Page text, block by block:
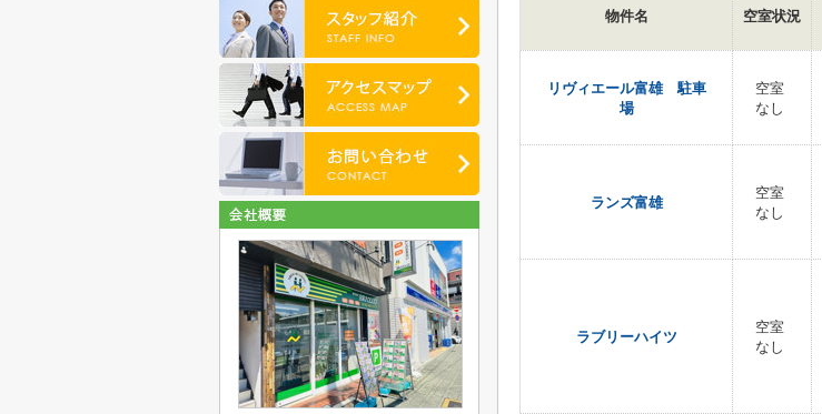
物件名 空室状況
リヴィエール富雄 駐車
場
空室
なし
ランズ富雄
空室
なし
ラブリーハイツ
空室
なし